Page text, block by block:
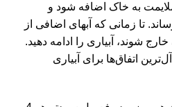
به خاک اضافه شود و
تا زمانی که آبهای اضافی از
شوند، آبیاری را ادامه دهید.
اتفاق‌ها برای آبیاری